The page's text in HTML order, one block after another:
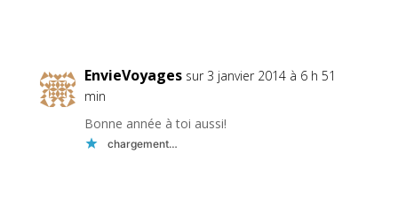
EnvieVoyages sur 3 janvier 2014 à 6 h 51
min
Bonne année à toi aussi!
chargement…